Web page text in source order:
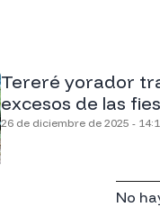
Tereré yorador
excesos de las
26 de diciembre de 2025 -
No